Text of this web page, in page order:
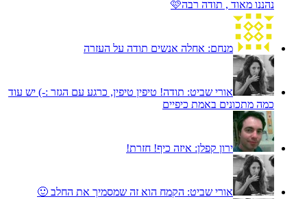
נהננו מאוד , תודה רבה🩷
מנחם: אחלה אנשים תודה על העזרה
אורי שביט: תודה! טיפין טיפין, כרגע עם הגזר :-) יש עוד
כמה מתכונים באמת כיפיים
ירון קפלן: איזה כיף! חזרת!
אורי שביט: הקמח הוא זה שמסמיך את החלב 🙂